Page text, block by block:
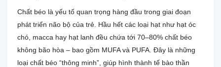
Chất béo là yếu tố quan trọng hàng đầu trong giai đoạn
phát triển não bộ của trẻ. Hầu hết các loại hạt như hạt óc
chó, macca hay hạt lanh đều chứa tới 70–80% chất béo
không bão hòa – bao gồm MUFA và PUFA. Đây là những
loại chất béo “thông minh”, giúp hình thành tế bào thần